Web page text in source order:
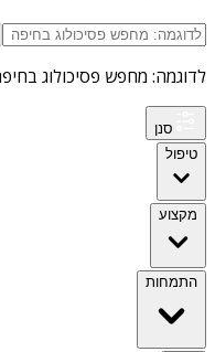
לדוגמה: מחפש פסיכולוג
סנן
טיפול
מקצוע
התמחות